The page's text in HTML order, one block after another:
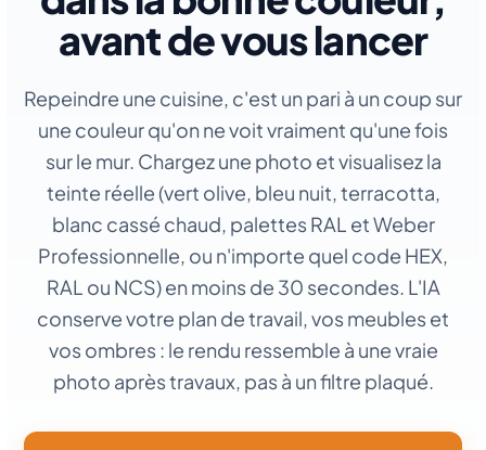
avant de vous lancer
Repeindre une cuisine, c'est un pari à un coup sur
une couleur qu'on ne voit vraiment qu'une fois
sur le mur. Chargez une photo et visualisez la
teinte réelle (vert olive, bleu nuit, terracotta,
blanc cassé chaud, palettes RAL et Weber
Professionnelle, ou n'importe quel code HEX,
RAL ou NCS) en moins de 30 secondes. L'IA
conserve votre plan de travail, vos meubles et
vos ombres : le rendu ressemble à une vraie
photo après travaux, pas à un filtre plaqué.